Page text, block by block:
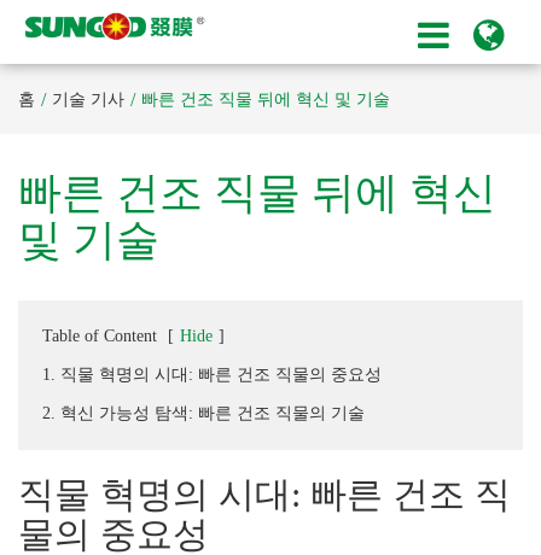
홈 기술 기사 빠른 건조 직물 뒤에 혁신 및 기술
빠른 건조 직물 뒤에 혁신
및 기술
Table of Content [ Hide ]
1. 직물 혁명의 시대: 빠른 건조 직물의 중요성
2. 혁신 가능성 탐색: 빠른 건조 직물의 기술
직물 혁명의 시대: 빠른 건조 직
물의 중요성